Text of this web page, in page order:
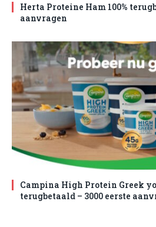
Herta Proteine Ham 100%
aanvragen
Campina High Protein Greek
terugbetaald – 3000 eerste